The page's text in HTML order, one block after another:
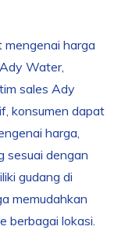
mengenai harga
Water,
sales Ady
konsumen dapat
harga,
sesuai dengan
gudang di
memudahkan
berbagai lokasi.